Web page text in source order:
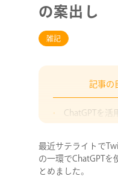
の案出し
雑記
記事の
ChatGPTを活
いざ実践！
ChatGPTを使
最近サテライトで
の一環でChatGPTを
とめました。